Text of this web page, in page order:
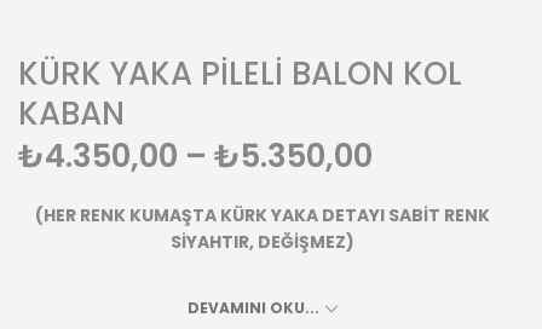
KÜRK YAKA PİLELİ BALON KOL
KABAN
₺4.350,00 – ₺5.350,00
(HER RENK KUMAŞTA KÜRK YAKA DETAYI SABİT RENK
SİYAHTIR, DEĞİŞMEZ)
Merhaba sayfamıza hoşgeldiniz Tu.Tu.Tasarımı tercih
DEVAMINI OKU...